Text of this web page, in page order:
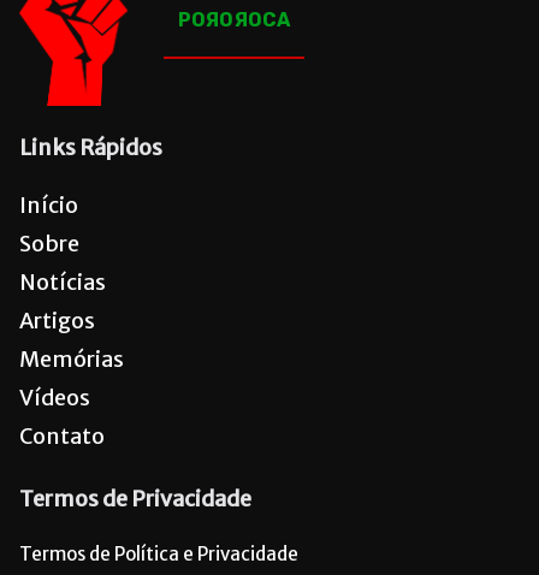
POЯOЯOCA
Links Rápidos
Início
Sobre
Notícias
Artigos
Memórias
Vídeos
Contato
Termos de Privacidade
Termos de Política e Privacidade